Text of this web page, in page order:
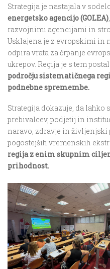
Strategija je nastajala v
energetsko agencijo (GOLEA)
razvojnimi agencijami in
Usklajena je z evropskimi
odpira vrata za črpanje
ukrepov. Regija je s tem
področju sistematičnega
podnebne spremembe.
Strategija dokazuje, da
prebivalcev, podjetij in
naravo, zdravje in življenjski
pogostejših vremenskih
regija z enim skupnim
prihodnost.